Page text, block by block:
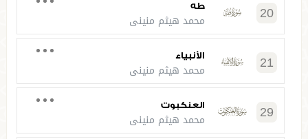
20 طه
محمد هيثم منيني
21 الأنبياء
محمد هيثم منيني
29 العنكبوت
محمد هيثم منيني